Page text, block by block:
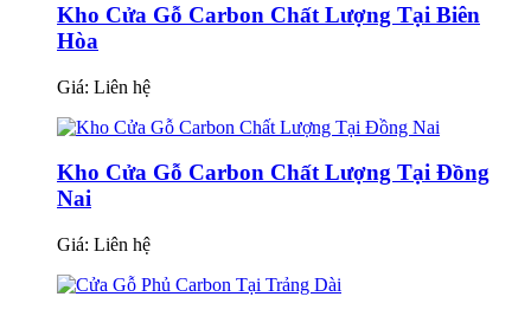
Kho Cửa Gỗ Carbon Chất Lượng Tại Biên
Hòa
Giá: Liên hệ
Kho Cửa Gỗ Carbon Chất Lượng Tại Đồng
Nai
Giá: Liên hệ